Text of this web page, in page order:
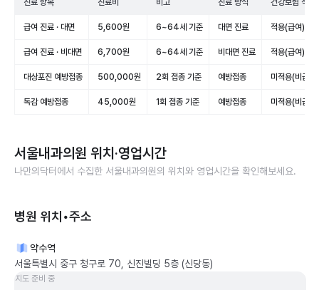
진료 항목 진료비 비고 진료 방식 건강보험 적용
급여 진료 · 대면 5,600원 6~64세 기준 대면 진료 적용(급여)
급여 진료 · 비대면 6,700원 6~64세 기준 비대면 진료 적용(급여)
대상포진 예방접종 500,000원 2회 접종 기준 예방접종 미적용(비급여)
독감 예방접종 45,000원 1회 접종 기준 예방접종 미적용(비급여)
서울내과의원 위치·영업시간
나만의닥터에서 수집한 서울내과의원의 위치와 영업시간을 확인해보세요.
병원 위치•주소
약수역
서울특별시 중구 청구로 70, 신진빌딩 5층 (신당동)
지도 준비 중